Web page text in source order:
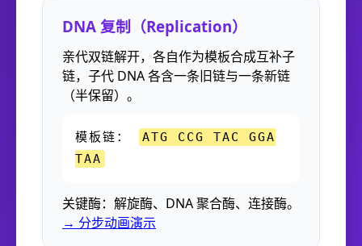
DNA 复制（Replication）
亲代双链解开，各自作为模板合成互补子
链，子代 DNA 各含一条旧链与一条新链
（半保留）。
模板链：
ATG CCG TAC GGA
TAA
关键酶：解旋酶、DNA 聚合酶、连接酶。
→ 分步动画演示